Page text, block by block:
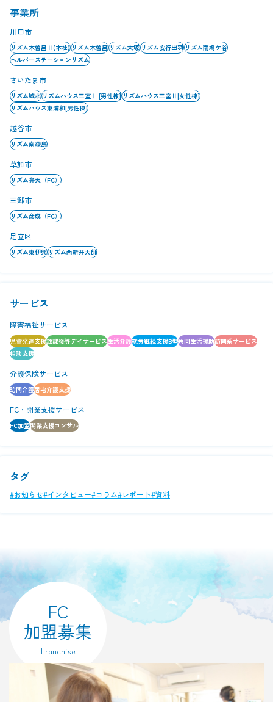
事業所
川口市
リズム木曽呂Ⅱ(本社)リズム木曽呂リズム大塚リズム安行出羽リズム南鳩ケ谷
ヘルパーステーションリズム
さいたま市
リズム城北リズムハウス三室Ⅰ [男性棟]リズムハウス三室Ⅱ[女性棟]
リズムハウス東浦和[男性棟]
越谷市
リズム南荻島
草加市
リズム弁天（FC）
三郷市
リズム彦成（FC）
足立区
リズム東伊興リズム西新井大師
サービス
障害福祉サービス
児童発達支援放課後等デイサービス生活介護就労継続支援B型共同生活援助訪問系サービス
相談支援
介護保険サービス
訪問介護居宅介護支援
FC・開業支援サービス
FC加盟開業支援コンサル
タグ
#お知らせ#インタビュー#コラム#レポート#資料
FC
加盟募集
Franchise